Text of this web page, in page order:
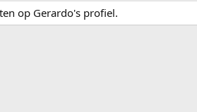
op Gerardo's profiel.